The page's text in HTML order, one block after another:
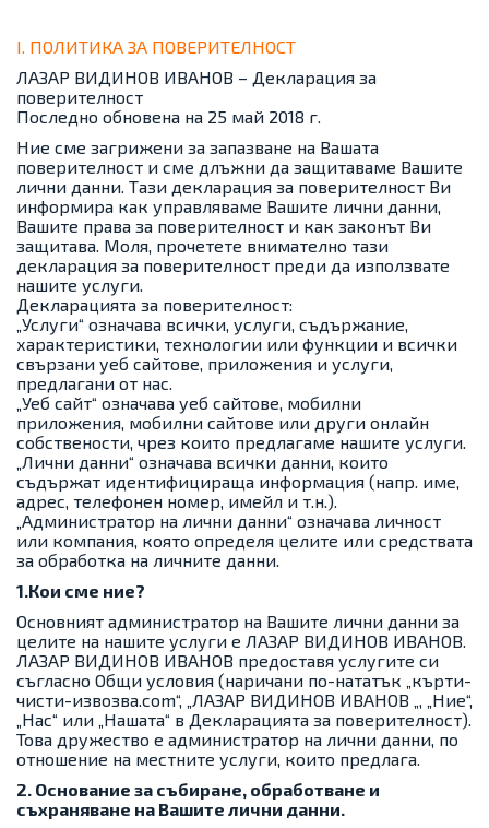
I. ПОЛИТИКА ЗА ПОВЕРИТЕЛНОСТ
ЛАЗАР ВИДИНОВ ИВАНОВ – Декларация за
поверителност
Последно обновена на 25 май 2018 г.
Ние сме загрижени за запазване на Вашата
поверителност и сме длъжни да защитаваме Вашите
лични данни. Тази декларация за поверителност Ви
информира как управляваме Вашите лични данни,
Вашите права за поверителност и как законът Ви
защитава. Моля, прочетете внимателно тази
декларация за поверителност преди да използвате
нашите услуги.
Декларацията за поверителност:
„Услуги“ означава всички, услуги, съдържание,
характеристики, технологии или функции и всички
свързани уеб сайтове, приложения и услуги,
предлагани от нас.
„Уеб сайт“ означава уеб сайтове, мобилни
приложения, мобилни сайтове или други онлайн
собствености, чрез които предлагаме нашите услуги.
„Лични данни“ означава всички данни, които
съдържат идентифицираща информация (напр. име,
адрес, телефонен номер, имейл и т.н.).
„Администратор на лични данни“ означава личност
или компания, която определя целите или средствата
за обработка на личните данни.
1.Кои сме ние?
Основният администратор на Вашите лични данни за
целите на нашите услуги е ЛАЗАР ВИДИНОВ ИВАНОВ.
ЛАЗАР ВИДИНОВ ИВАНОВ предоставя услугите си
съгласно Общи условия (наричани по-нататък „кърти-
чисти-извозва.com“, „ЛАЗАР ВИДИНОВ ИВАНОВ „, „Ние“,
„Нас“ или „Нашата“ в Декларацията за поверителност).
Това дружество е администратор на лични данни, по
отношение на местните услуги, които предлага.
2. Основание за събиране, обработване и
съхраняване на Вашите лични данни.